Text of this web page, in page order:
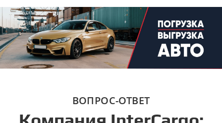
ВОПРОС-ОТВЕТ